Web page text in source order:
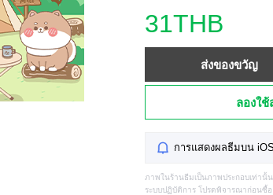
31THB
ส่งของขวัญ
ลองใ
การแสดงผลธีมบน
ภาพในร้านธีมเป็นภาพประกอบเท่านั้
ระบบปฏิบัติการ โปรดพิจารณาก่อนซื้อ